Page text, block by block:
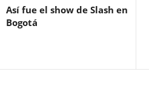
Así fue el show de Slash en
Bogotá